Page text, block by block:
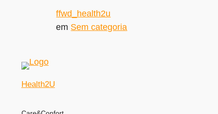
ffwd_health2u
em Sem categoria
Health2U